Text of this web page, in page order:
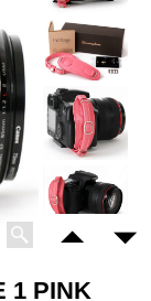
1 PINK